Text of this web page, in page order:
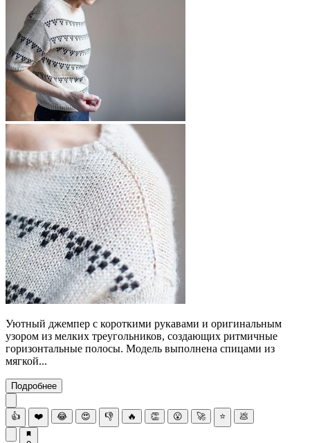
Уютный джемпер с короткими рукавами и оригинальным
узором из мелких треугольников, создающих ритмичные
горизонтальные полосы. Модель выполнена спицами из
мягкой...
Подробнее
👍 ❤️ 😂 😍 👎 🔥 👏 😮 🚀 ⭐ 💩